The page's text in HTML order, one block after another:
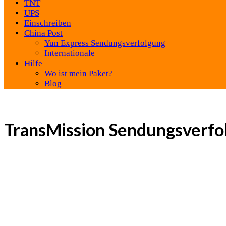
TNT
UPS
Einschreiben
China Post
Yun Express Sendungsverfolgung
Internationale
Hilfe
Wo ist mein Paket?
Blog
TransMission